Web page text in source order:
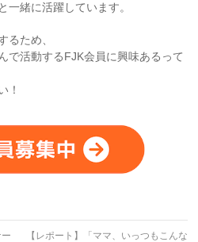
一緒に活躍しています。
るため、
で活動するFJK会員に興味あるって
！
【レポート】「ママ、いっつもこんな